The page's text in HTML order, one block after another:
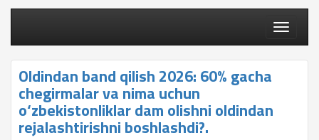
Toggle
Oldindan band qilish 2026: 60% gacha
chegirmalar va nima uchun
o‘zbekistonliklar dam olishni oldindan
rejalashtirishni boshlashdi?.